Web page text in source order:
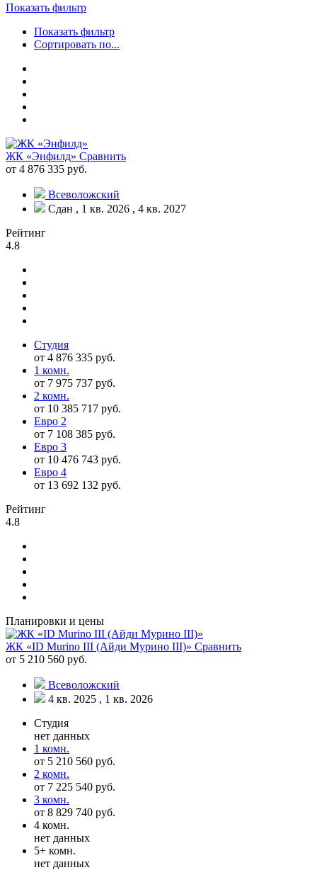
Показать фильтр
Показать фильтр
Сортировать по...
ЖК «Энфилд» Сравнить
от 4 876 335 руб.
Всеволожский
Сдан , 1 кв. 2026 , 4 кв. 2027
Рейтинг
4.8
Студия
от 4 876 335 руб.
1 комн.
от 7 975 737 руб.
2 комн.
от 10 385 717 руб.
Евро 2
от 7 108 385 руб.
Евро 3
от 10 476 743 руб.
Евро 4
от 13 692 132 руб.
Рейтинг
4.8
Планировки и цены
ЖК «ID Murino III (Айди Мурино III)» Сравнить
от 5 210 560 руб.
Всеволожский
4 кв. 2025 , 1 кв. 2026
Студия
нет данных
1 комн.
от 5 210 560 руб.
2 комн.
от 7 225 540 руб.
3 комн.
от 8 829 740 руб.
4 комн.
нет данных
5+ комн.
нет данных